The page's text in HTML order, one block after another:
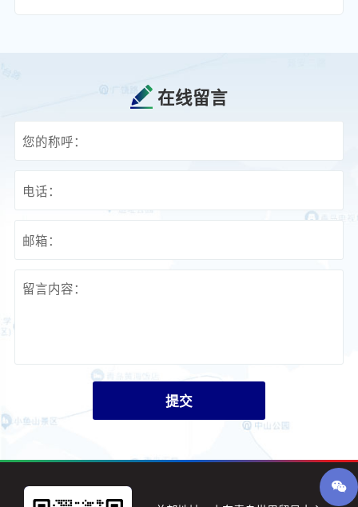
在线留言
您的称呼：
电话：
邮箱：
留言内容：
提交